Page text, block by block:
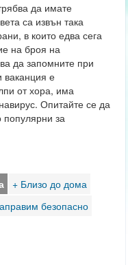
да имате
са извън така
в които едва сега
на броя на
да запомните при
ваканция е
от хора, има
Опитайте се да
популярни за
+ Близо до дома
безопасно